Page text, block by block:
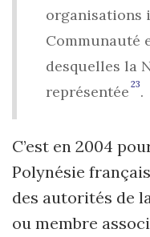
organisations
Communauté
desquelles la
représentée 23.
C’est en 2004
Polynésie
des autorités de
ou membre